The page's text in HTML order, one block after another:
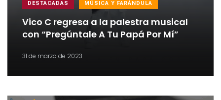
DESTACADAS MÚSICA Y FARÁNDULA
Vico C regresa a la palestra musical
con “Pregúntale A Tu Papá Por Mí”
31 de marzo de 2023